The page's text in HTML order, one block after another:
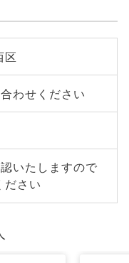
区
わせください
いたしますので
ださい